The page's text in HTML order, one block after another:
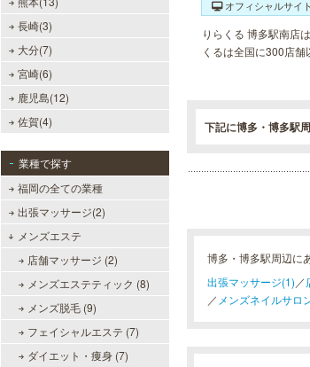
長崎(3)
大分(7)
宮崎(6)
鹿児島(12)
佐賀(4)
業種で探す
福岡の全ての業種
出張マッサージ(2)
メンズエステ
店舗マッサージ (2)
メンズエステティック (8)
メンズ脱毛 (9)
フェイシャルエステ (7)
ダイエット・痩身 (7)
万葉の湯 博多
便利なのにくつろげる上質な温泉が
博多に誕生しました。九州の東西を
代表する名湯、大分・由布院と佐
賀・武雄から毎日運び込む最上質の
温泉を、高級旅館のような空間で、
オフィシャルサイト
りらくる 博多駅南店
くるは全国に300店舗
下記に博多・博多駅
博多・博多駅周辺に
出張マッサージ(1) ／
／ メンズネイルサロ